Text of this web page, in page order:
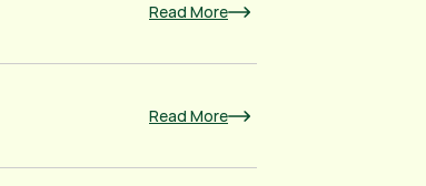
Read More
Read More